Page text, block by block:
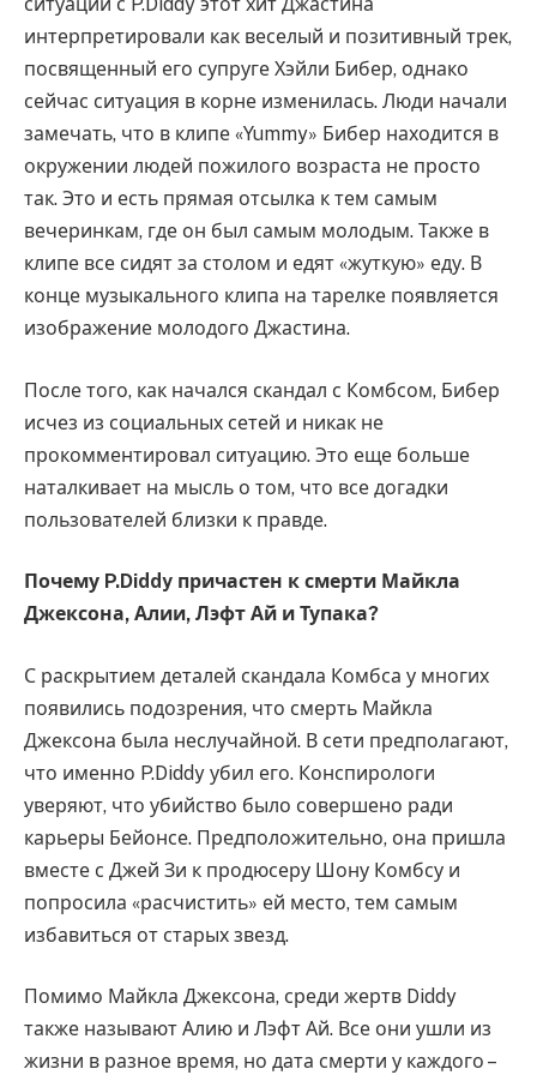
интерпретировали как веселый и позитивный трек,
посвященный его супруге Хэйли Бибер, однако
сейчас ситуация в корне изменилась. Люди начали
замечать, что в клипе «Yummy» Бибер находится в
окружении людей пожилого возраста не просто
так. Это и есть прямая отсылка к тем самым
вечеринкам, где он был самым молодым. Также в
клипе все сидят за столом и едят «жуткую» еду. В
конце музыкального клипа на тарелке появляется
изображение молодого Джастина.
После того, как начался скандал с Комбсом, Бибер
исчез из социальных сетей и никак не
прокомментировал ситуацию. Это еще больше
наталкивает на мысль о том, что все догадки
пользователей близки к правде.
Почему P.Diddy причастен к смерти Майкла
Джексона, Алии, Лэфт Ай и Тупака?
С раскрытием деталей скандала Комбса у многих
появились подозрения, что смерть Майкла
Джексона была неслучайной. В сети предполагают,
что именно P.Diddy убил его. Конспирологи
уверяют, что убийство было совершено ради
карьеры Бейонсе. Предположительно, она пришла
вместе с Джей Зи к продюсеру Шону Комбсу и
попросила «расчистить» ей место, тем самым
избавиться от старых звезд.
Помимо Майкла Джексона, среди жертв Diddy
также называют Алию и Лэфт Ай. Все они ушли из
жизни в разное время, но дата смерти у каждого –